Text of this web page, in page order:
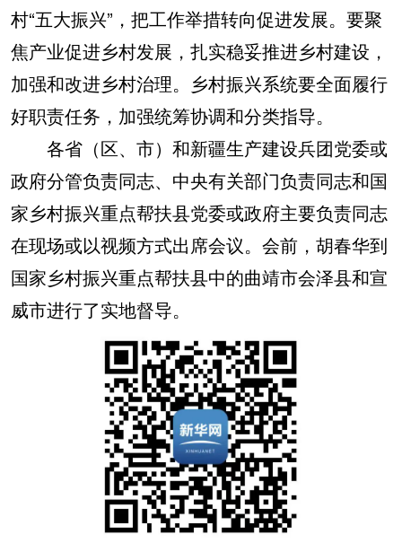
Русский язык 日本語 한국어
Deutsch Português
村“五大振兴”，把工作举措转向促进发展。要聚
焦产业促进乡村发展，扎实稳妥推进乡村建设，
加强和改进乡村治理。乡村振兴系统要全面履行
好职责任务，加强统筹协调和分类指导。
各省（区、市）和新疆生产建设兵团党委或
政府分管负责同志、中央有关部门负责同志和国
家乡村振兴重点帮扶县党委或政府主要负责同志
在现场或以视频方式出席会议。会前，胡春华到
国家乡村振兴重点帮扶县中的曲靖市会泽县和宣
威市进行了实地督导。